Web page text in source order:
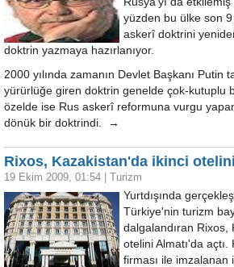
yüzden bu ülke son 9
askerî doktrini
doktrin yazmaya hazırlanıyor.
2000 yılında zamanın Devlet Başkanı Putin
yürürlüğe giren doktrin genelde çok-kutuplu
özelde ise Rus askerî reformuna vurgu
dönük bir doktrindi. →
Rixos, Kazakistan'da ikinci otelini
19 Ekim 2009, 01:54 Turizm
Yurtdışında
Türkiye'nin turizm
dalgalandıran Rixos,
otelini Almatı'da
firması ile imzalanan